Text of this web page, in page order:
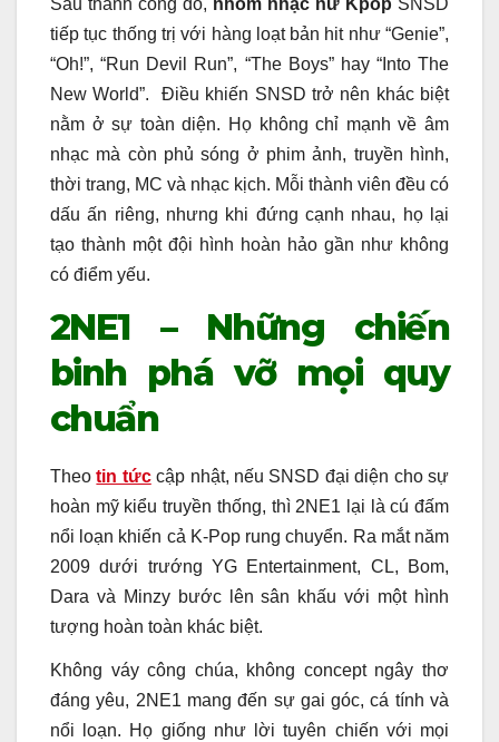
tiếp tục thống trị với hàng loạt bản hit như “Genie”,
“Oh!”, “Run Devil Run”, “The Boys” hay “Into The
New World”. Điều khiến SNSD trở nên khác biệt
nằm ở sự toàn diện. Họ không chỉ mạnh về âm
nhạc mà còn phủ sóng ở phim ảnh, truyền hình,
thời trang, MC và nhạc kịch. Mỗi thành viên đều có
dấu ấn riêng, nhưng khi đứng cạnh nhau, họ lại
tạo thành một đội hình hoàn hảo gần như không
có điểm yếu.
2NE1 – Những chiến
binh phá vỡ mọi quy
chuẩn
Theotin tứccập nhật, nếu SNSD đại diện cho sự
hoàn mỹ kiểu truyền thống, thì 2NE1 lại là cú đấm
nổi loạn khiến cả K-Pop rung chuyển. Ra mắt năm
2009 dưới trướng YG Entertainment, CL, Bom,
Dara và Minzy bước lên sân khấu với một hình
tượng hoàn toàn khác biệt.
Không váy công chúa, không concept ngây thơ
đáng yêu, 2NE1 mang đến sự gai góc, cá tính và
nổi loạn. Họ giống như lời tuyên chiến với mọi